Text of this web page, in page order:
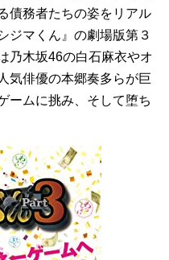
債務者たちの姿をリアル
ジマくん』の劇場版第３
乃木坂46の白石麻衣やオ
気俳優の本郷奏多らが巨
ームに挑み、そして堕ち